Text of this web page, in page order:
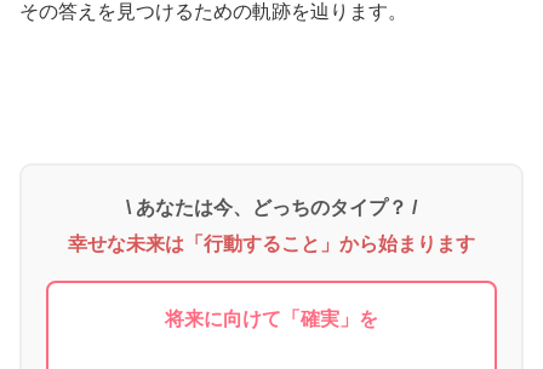
その答えを見つけるための軌跡を辿ります。
\ あなたは今、どっちのタイプ？ /
幸せな未来は「行動すること」から始まります
将来に向けて「確実」を